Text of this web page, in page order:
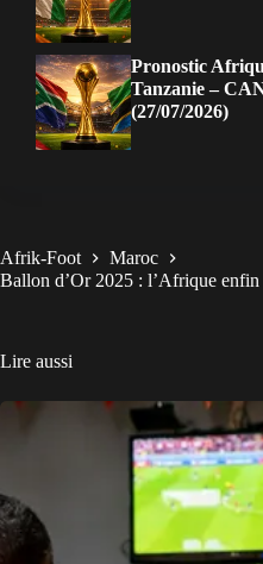
Pronostic
Tanzanie –
(27/07/2026)
Afrik-Foot
Maroc
Ballon d’Or 2025 : l’Afrique
Lire aussi